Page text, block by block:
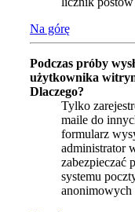
Na górę
Podczas próby
użytkownika
Dlaczego?
Tylko
maile do
formularz
administrator
zabezpieczać
systemu